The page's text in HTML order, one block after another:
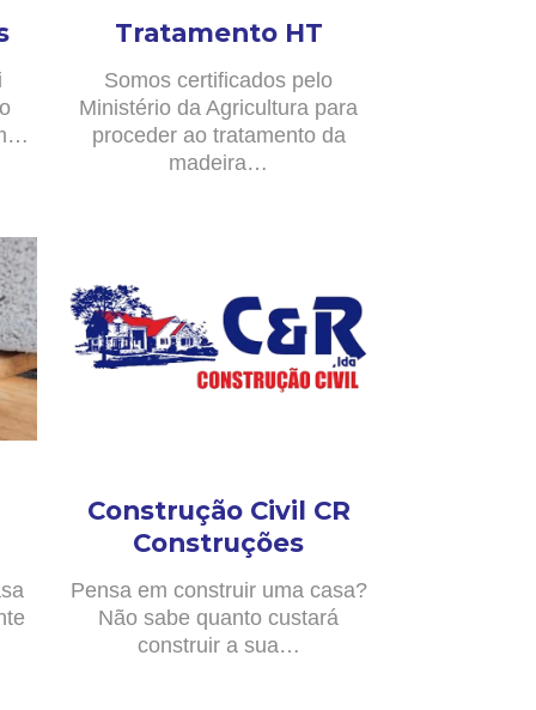
Tratamento HT
Somos certificados pelo
Ministério da Agricultura para
proceder ao tratamento da
madeira…
Construção Civil CR
Construções
Pensa em construir uma casa?
Não sabe quanto custará
construir a sua…